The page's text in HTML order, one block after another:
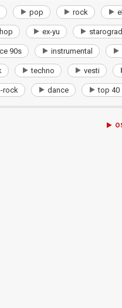
pop rock
ex-yu
90s instrumental
techno vesti
rock dance top 40